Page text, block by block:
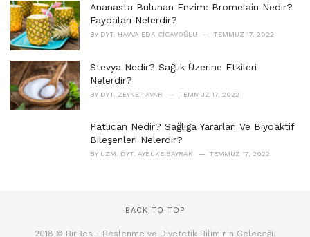
Ananasta Bulunan Enzim: Bromelain Nedir?
Faydaları Nelerdir?
BY DYT. HAVVA EDA CICAVOĞLU TEMMUZ 17, 2022
Stevya Nedir? Sağlık Üzerine Etkileri
Nelerdir?
BY DYT. ZEYNEP AVAR TEMMUZ 17, 2022
Patlıcan Nedir? Sağlığa Yararları Ve Biyoaktif
Bileşenleri Nelerdir?
BY UZM. DYT. AYBÜKE BAYRAK TEMMUZ 17, 2022
BACK TO TOP
2018 © BirBes - Beslenme ve Diyetetik Biliminin Geleceği.